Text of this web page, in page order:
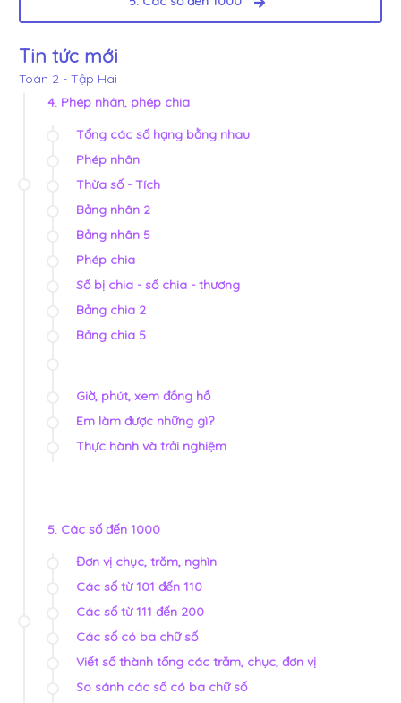
Tin tức mới
Toán 2 - Tập Hai
4. Phép nhân, phép chia
Tổng các số hạng bằng nhau
Phép nhân
Thừa số - Tích
Bảng nhân 2
Bảng nhân 5
Phép chia
Số bị chia - số chia - thương
Bảng chia 2
Bảng chia 5
Giờ, phút, xem đồng hồ
Em làm được những gì?
Thực hành và trải nghiệm
5. Các số đến 1000
Đơn vị chục, trăm, nghìn
Các số từ 101 đến 110
Các số từ 111 đến 200
Các số có ba chữ số
Viết số thành tổng các trăm, chục, đơn vị
So sánh các số có ba chữ số